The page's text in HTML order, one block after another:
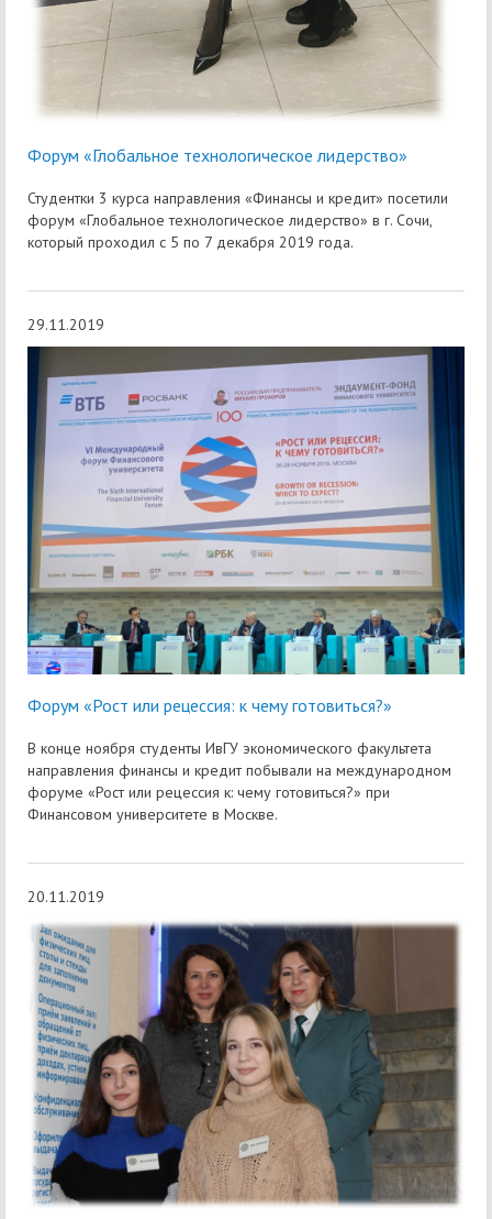
Форум «Глобальное технологическое лидерство»
Студентки 3 курса направления «Финансы и кредит» посетили
форум «Глобальное технологическое лидерство» в г. Сочи,
который проходил с 5 по 7 декабря 2019 года.
29.11.2019
Форум «Рост или рецессия: к чему готовиться?»
В конце ноября студенты ИвГУ экономического факультета
направления финансы и кредит побывали на международном
форуме «Рост или рецессия к: чему готовиться?» при
Финансовом университете в Москве.
20.11.2019